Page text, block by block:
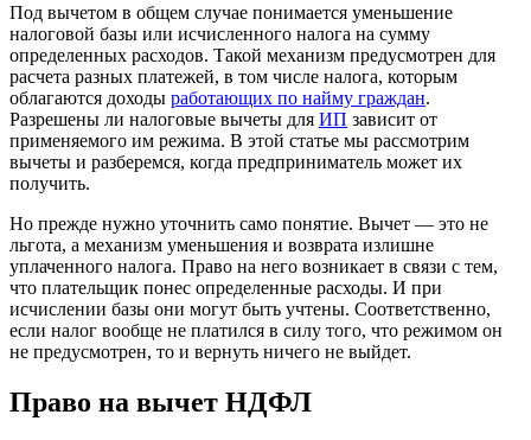
Под вычетом в общем случае понимается уменьшение
налоговой базы или исчисленного налога на сумму
определенных расходов. Такой механизм предусмотрен для
расчета разных платежей, в том числе налога, которым
облагаются доходы работающих по найму граждан.
Разрешены ли налоговые вычеты для ИП зависит от
применяемого им режима. В этой статье мы рассмотрим
вычеты и разберемся, когда предприниматель может их
получить.
Но прежде нужно уточнить само понятие. Вычет — это не
льгота, а механизм уменьшения и возврата излишне
уплаченного налога. Право на него возникает в связи с тем,
что плательщик понес определенные расходы. И при
исчислении базы они могут быть учтены. Соответственно,
если налог вообще не платился в силу того, что режимом он
не предусмотрен, то и вернуть ничего не выйдет.
Право на вычет НДФЛ